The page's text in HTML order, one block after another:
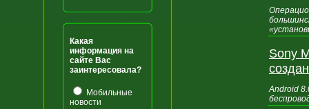
Какая
информация на
сайте Вас
заинтересовала?
Мобильные
новости
Sony
Android